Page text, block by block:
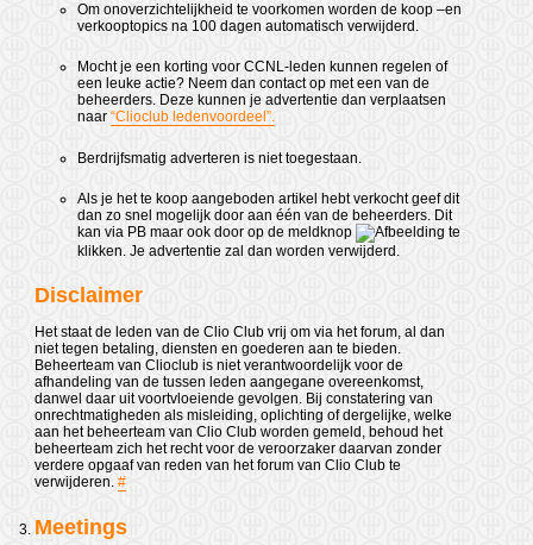
Om onoverzichtelijkheid te voorkomen worden de koop –en
verkooptopics na 100 dagen automatisch verwijderd.
Mocht je een korting voor CCNL-leden kunnen regelen of
een leuke actie? Neem dan contact op met een van de
beheerders. Deze kunnen je advertentie dan verplaatsen
naar “Clioclub ledenvoordeel”.
Berdrijfsmatig adverteren is niet toegestaan.
Als je het te koop aangeboden artikel hebt verkocht geef dit
dan zo snel mogelijk door aan één van de beheerders. Dit
kan via PB maar ook door op de meldknop
te
klikken. Je advertentie zal dan worden verwijderd.
Disclaimer
Het staat de leden van de Clio Club vrij om via het forum, al dan
niet tegen betaling, diensten en goederen aan te bieden.
Beheerteam van Clioclub is niet verantwoordelijk voor de
afhandeling van de tussen leden aangegane overeenkomst,
danwel daar uit voortvloeiende gevolgen. Bij constatering van
onrechtmatigheden als misleiding, oplichting of dergelijke, welke
aan het beheerteam van Clio Club worden gemeld, behoud het
beheerteam zich het recht voor de veroorzaker daarvan zonder
verdere opgaaf van reden van het forum van Clio Club te
verwijderen. #
Meetings